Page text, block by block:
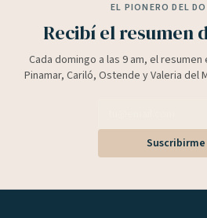
EL PIONERO DEL
Recibí el resumen
Cada domingo a las 9 am, el
Pinamar, Cariló, Ostende y Valeria del
Suscribirme